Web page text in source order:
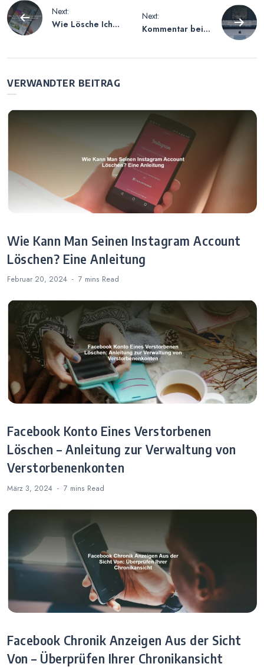
Beitragsnavigation
Next:
Wie Lösche Ich
Kontolöschung
Next:
Kommentar bei
VERWANDTER BEITRAG
Wie Kann Man Seinen Instagram Account
Löschen? Eine Anleitung
Februar 20, 2024 7 mins Read
Facebook Konto Eines Verstorbenen
Löschen – Anleitung zur Verwaltung von
Verstorbenenkonten
März 3, 2024 7 mins Read
Facebook Chronik Anzeigen Aus der Sicht
Von – Überprüfen Ihrer Chronikansicht